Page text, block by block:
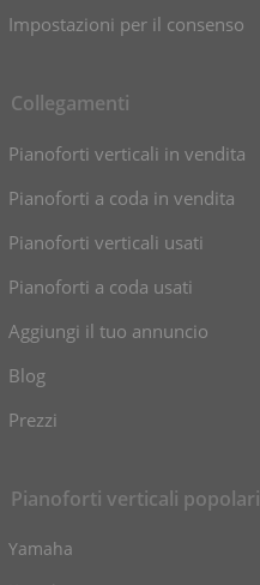
Impostazioni per il consenso
Collegamenti
Pianoforti verticali in vendita
Pianoforti a coda in vendita
Pianoforti verticali usati
Pianoforti a coda usati
Aggiungi il tuo annuncio
Blog
Prezzi
Pianoforti verticali popolari
Yamaha